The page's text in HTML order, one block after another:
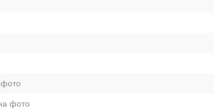
фото